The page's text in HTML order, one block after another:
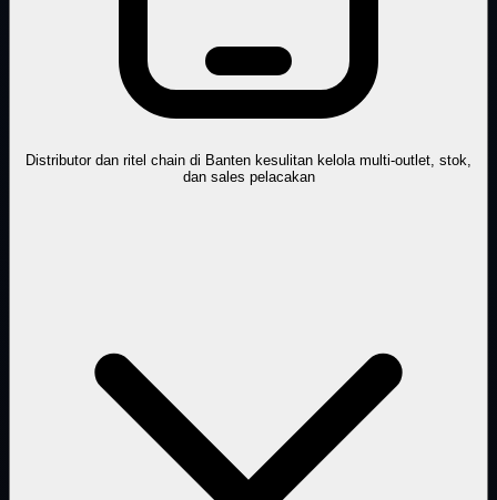
Distributor dan ritel chain di Banten kesulitan kelola multi-outlet, stok,
dan sales pelacakan